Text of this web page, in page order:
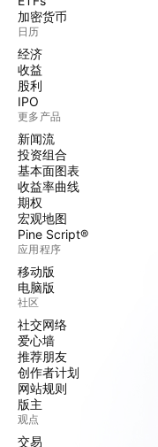
加密货币
日历
经济
收益
股利
IPO
更多产品
新闻流
投资组合
基本面图表
收益率曲线
期权
宏观地图
Pine Script®
应用程序
移动版
电脑版
社区
社交网络
爱心墙
推荐朋友
创作者计划
网站规则
版主
观点
交易